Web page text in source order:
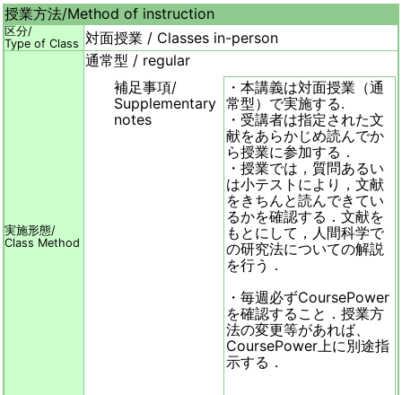
授業方法/Method of instruction
区分/
Type of Class 対面授業 / Classes in-person
実施形態/
Class Method
通常型 / regular
補足事項/
Supplementary
notes
・本講義は対面授業（通
常型）で実施する.
・受講者は指定された文
献をあらかじめ読んでか
ら授業に参加する．
・授業では，質問あるい
は小テストにより，文献
をきちんと読んできてい
るかを確認する．文献を
もとにして，人間科学で
の研究法についての解説
を行う．
・毎週必ずCoursePower
を確認すること．授業方
法の変更等があれば、
CoursePower上に別途指
示する．